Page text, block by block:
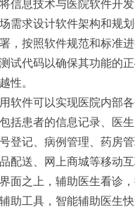
信息技术与医院软件开
需求设计软件架构和规
，按照软件规范和标准
试代码以确保其功能的
性。
软件可以实现医院内部
括患者的信息记录、医
登记、病例管理、药房
配送、网上商城等移动
面之上，辅助医生看诊
助工具，智能辅助医生